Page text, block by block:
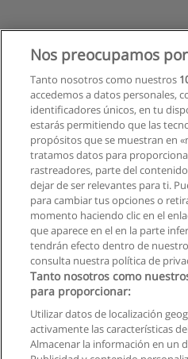
Reglas
Nos preocupamos
Tanto nosotros como nuestros
accedemos a datos personales,
identificadores únicos, en tu
estarás permitiendo que las
propósitos que se muestran en
tratamos datos para
rastreadores, parte del
dejar de ser relevantes para ti.
para cambiar tus opciones o
momento haciendo clic en el
que aparece en el en la parte
tendrán efecto dentro de
consulta nuestra política de
Tanto nosotros como
para proporcionar:
Utilizar datos de localización
activamente las características
Almacenar la información en un